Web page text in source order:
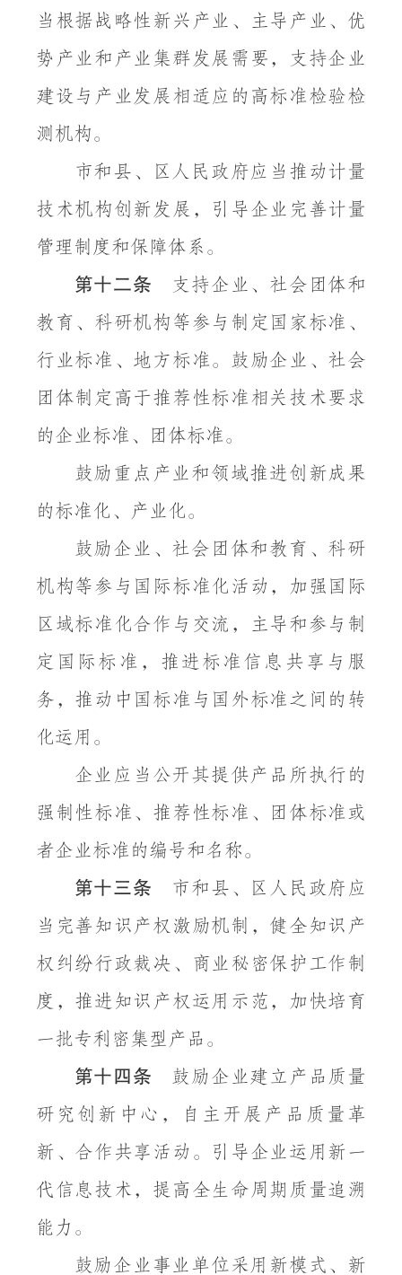
当根据战略性新兴产业、主导产业、优
势产业和产业集群发展需要，支持企业
建设与产业发展相适应的高标准检验检
测机构。
市和县、区人民政府应当推动计量
技术机构创新发展，引导企业完善计量
管理制度和保障体系。
第十二条 支持企业、社会团体和
教育、科研机构等参与制定国家标准、
行业标准、地方标准。鼓励企业、社会
团体制定高于推荐性标准相关技术要求
的企业标准、团体标准。
鼓励重点产业和领域推进创新成果
的标准化、产业化。
鼓励企业、社会团体和教育、科研
机构等参与国际标准化活动，加强国际
区域标准化合作与交流，主导和参与制
定国际标准，推进标准信息共享与服
务，推动中国标准与国外标准之间的转
化运用。
企业应当公开其提供产品所执行的
强制性标准、推荐性标准、团体标准或
者企业标准的编号和名称。
第十三条 市和县、区人民政府应
当完善知识产权激励机制，健全知识产
权纠纷行政裁决、商业秘密保护工作制
度，推进知识产权运用示范，加快培育
一批专利密集型产品。
第十四条 鼓励企业建立产品质量
研究创新中心，自主开展产品质量革
新、合作共享活动。引导企业运用新一
代信息技术，提高全生命周期质量追溯
能力。
鼓励企业事业单位采用新模式、新